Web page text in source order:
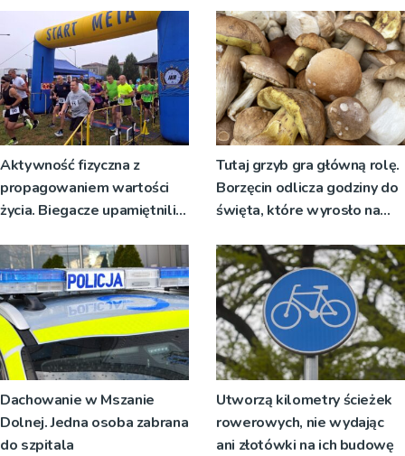
[ZDJĘCIA]
Aktywność fizyczna z
propagowaniem wartości
życia. Biegacze upamiętnili
Tutaj grzyb gra główną rolę.
Borzęcin odlicza godziny do
święta, które wyrosło na
Dachowanie w Mszanie
Dolnej. Jedna osoba zabrana
do szpitala
Utworzą kilometry ścieżek
rowerowych, nie wydając
ani złotówki na ich budowę